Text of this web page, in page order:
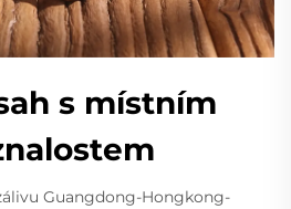
s místním
Guangdong-Hongkong-